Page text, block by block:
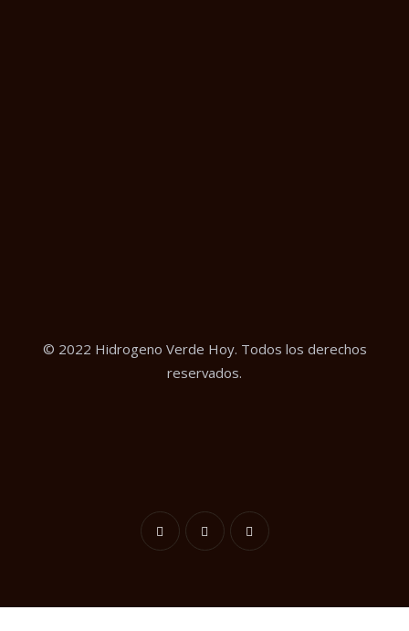
© 2022 Hidrogeno Verde Hoy. Todos los derechos
reservados.